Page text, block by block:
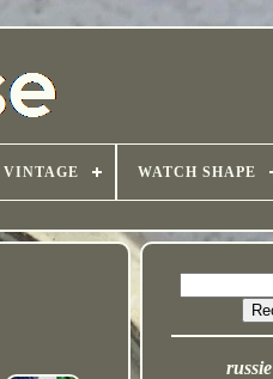
VINTAGE WATCH SHAPE
russie